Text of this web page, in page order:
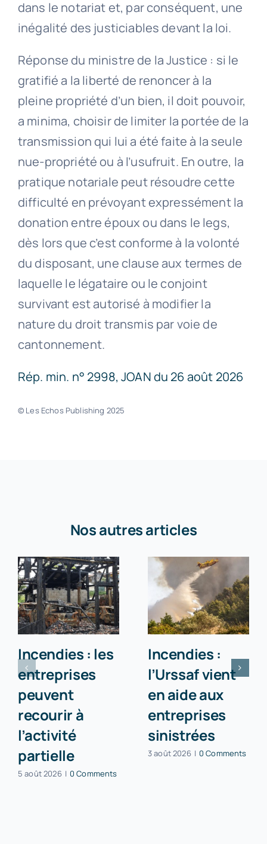
dans le notariat et, par conséquent, une
inégalité des justiciables devant la loi.
Réponse du ministre de la Justice : si le
gratifié a la liberté de renoncer à la
pleine propriété d’un bien, il doit pouvoir,
a minima, choisir de limiter la portée de la
transmission qui lui a été faite à la seule
nue-propriété ou à l’usufruit. En outre, la
pratique notariale peut résoudre cette
difficulté en prévoyant expressément la
donation entre époux ou dans le legs,
dès lors que c’est conforme à la volonté
du disposant, une clause aux termes de
laquelle le légataire ou le conjoint
survivant est autorisé à modifier la
nature du droit transmis par voie de
cantonnement.
Rép. min. n° 2998, JOAN du 26 août 2026
© Les Echos Publishing 2025
Nos autres articles
Incendies : les
entreprises
peuvent
recourir à
l’activité
partielle
5 août 2026 | 0 Comments
Incendies :
l’Urssaf vient
en aide aux
entreprises
sinistrées
3 août 2026 | 0 Comments